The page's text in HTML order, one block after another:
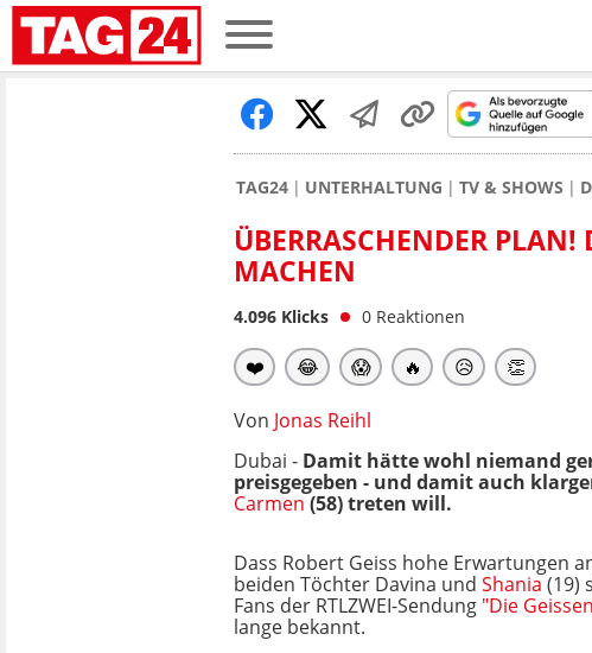
TAG24 UNTERHALTUNG TV & SHOWS
ÜBERRASCHENDER
MACHEN
4.096 Klicks 0 Reaktionen
❤️ 😂 😱 🔥 😥 👏
Von Jonas Reihl
Dubai - Damit hätte wohl niemand
preisgegeben - und damit auch
Carmen (58) treten will.
Dass Robert Geiss hohe Erwartungen
beiden Töchter Davina und Shania (19)
Fans der RTLZWEI-Sendung "Die
lange bekannt.